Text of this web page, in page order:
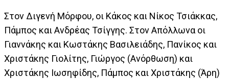
Στον Διγενή Μόρφου, οι Κάκος και Νίκος Τσιάκκας,
Πάμπος και Ανδρέας Τσίγγης. Στον Απόλλωνα οι
Γιαννάκης και Κωστάκης Βασιλειάδης, Πανίκος και
Χριστάκης Γιολίτης, Γιώργος (Ανόρθωση) και
Χριστάκης Ιωσηφίδης, Πάμπος και Χριστάκης (Άρη)